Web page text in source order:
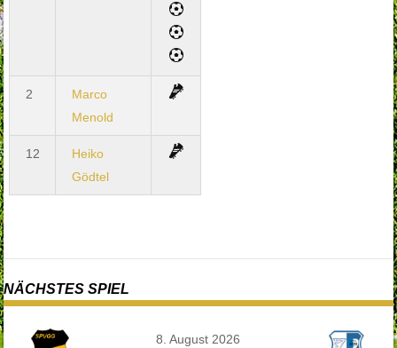
2
Marco
Menold
12
Heiko
Gödtel
NÄCHSTES SPIEL
8. August 2026